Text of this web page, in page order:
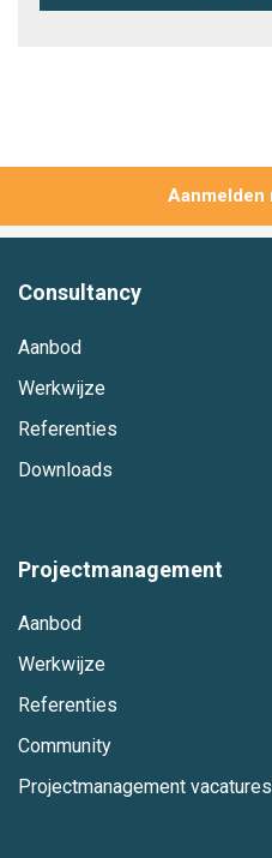
Aanmelden
Consultancy
Aanbod
Werkwijze
Referenties
Downloads
Projectmanagement
Aanbod
Werkwijze
Referenties
Community
Projectmanagement vacatures